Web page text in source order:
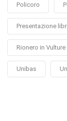
Policoro
Presentazione
Rionero in Vulture
Unibas